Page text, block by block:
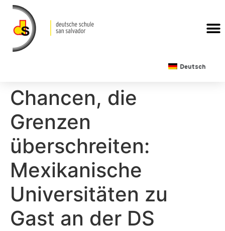
Deutsch
Chancen, die
Grenzen
überschreiten:
Mexikanische
Universitäten zu
Gast an der DS